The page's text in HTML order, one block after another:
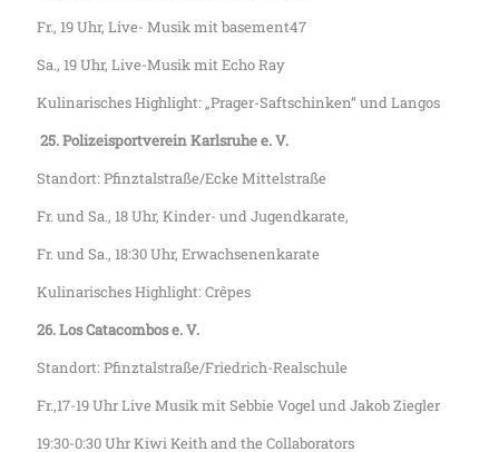
Fr., 19 Uhr, Live- Musik mit basement47
Sa., 19 Uhr, Live-Musik mit Echo Ray
Kulinarisches Highlight: „Prager-Saftschinken“ und Langos
25.Polizeisportverein Karlsruhe e. V.
Standort: Pfinztalstraße/Ecke Mittelstraße
Fr. und Sa., 18 Uhr, Kinder- und Jugendkarate,
Fr. und Sa., 18:30 Uhr, Erwachsenenkarate
Kulinarisches Highlight: Crêpes
26. Los Catacombos e. V.
Standort: Pfinztalstraße/Friedrich-Realschule
Fr.,17-19 Uhr Live Musik mit Sebbie Vogel und Jakob Ziegler
19:30-0:30 Uhr Kiwi Keith and the Collaborators